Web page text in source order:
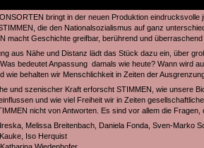
bringt in der neuen Produktion eindrucksvolle
die den Nationalsozialismus auf ganz
macht Geschichte greifbar, berührend und überraschend
aus Nähe und Distanz lädt das Stück dazu ein, über
bedeutet Anpassung damals wie heute? Wann wird
wie behalten wir Menschlichkeit in Zeiten der
und szenischer Kraft erforscht STIMMEN, wie unsere
und wie viel Freiheit wir in Zeiten
nicht von Antworten. Es sind vor allem die Fragen,
Melissa Breitenbach, Daniela Fonda, Sven-Marko
Iso Herquist